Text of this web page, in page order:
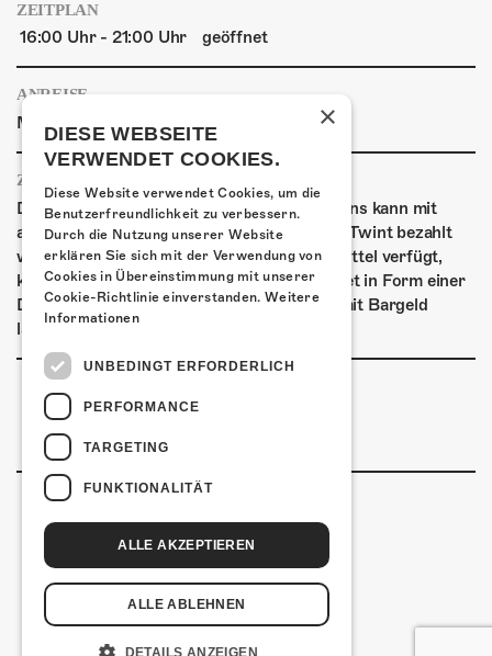
ZEITPLAN
16:00 Uhr - 21:00 Uhr geöffnet
ANREISE
Mit den ÖVs | Mit dem Auto Zu Fuss
ZAHLUNGSARTEN
Die Kulturfabrik Kofmehl ist cashfree. Bei uns kann mit
allen gängigen Debit- & Kreditkarten sowie Twint bezahlt
werden. Wer über kein digitales Zahlungsmittel verfügt,
kann vor der Abendkasse ein Kofmehl-Wallet in Form einer
Debit-Karte kostenlos beziehen und diese mit Bargeld
laden.
Kulturfabrik Kofmehl
Kofmehlweg 1
+41 32 621 20 60
×
DIESE WEBSEITE
VERWENDET COOKIES.
Diese Website verwendet Cookies, um die
Benutzerfreundlichkeit zu verbessern.
Durch die Nutzung unserer Website
erklären Sie sich mit der Verwendung von
Cookies in Übereinstimmung mit unserer
Cookie-Richtlinie einverstanden. Weitere
Informationen
UNBEDINGT ERFORDERLICH
PERFORMANCE
TARGETING
FUNKTIONALITÄT
ALLE AKZEPTIEREN
ALLE ABLEHNEN
DETAILS ANZEIGEN